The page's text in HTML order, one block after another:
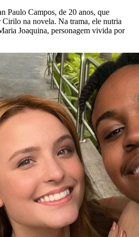
Paulo Campos, de 20 anos, que
Cirilo na novela. Na trama, ele nutria
Joaquina, personagem vivida por